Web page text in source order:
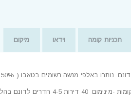
תכניות קומה וידאו מיקום